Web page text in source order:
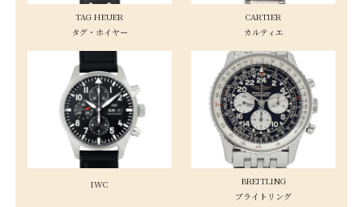
TAG HEUER
タグ・ホイヤー
CARTIER
カルティエ
IWC
BREITLING
ブライトリング